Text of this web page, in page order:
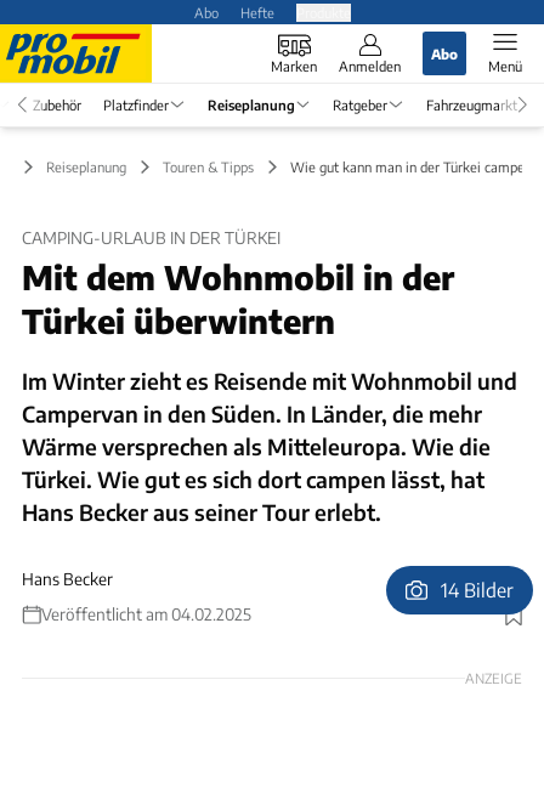
Abo Hefte
Marken Anmelden
Abo
Menü
Zubehör Platzfinder Reiseplanung Ratgeber Fahrzeugmarkt
Reiseplanung Touren & Tipps Wie gut kann man in der Türkei campen?
CAMPING-URLAUB IN DER TÜRKEI
Mit dem Wohnmobil in der
Türkei überwintern
Im Winter zieht es Reisende mit Wohnmobil und
Campervan in den Süden. In Länder, die mehr
Wärme versprechen als Mitteleuropa. Wie die
Türkei. Wie gut es sich dort campen lässt, hat
Hans Becker aus seiner Tour erlebt.
Hans Becker
Veröffentlicht am 04.02.2025
Foto: Hans Becker
14 Bilder
ANZEIGE